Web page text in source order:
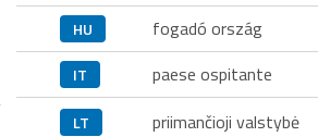
HU fogadó ország
IT paese ospitante
LT priimančioji valstybė